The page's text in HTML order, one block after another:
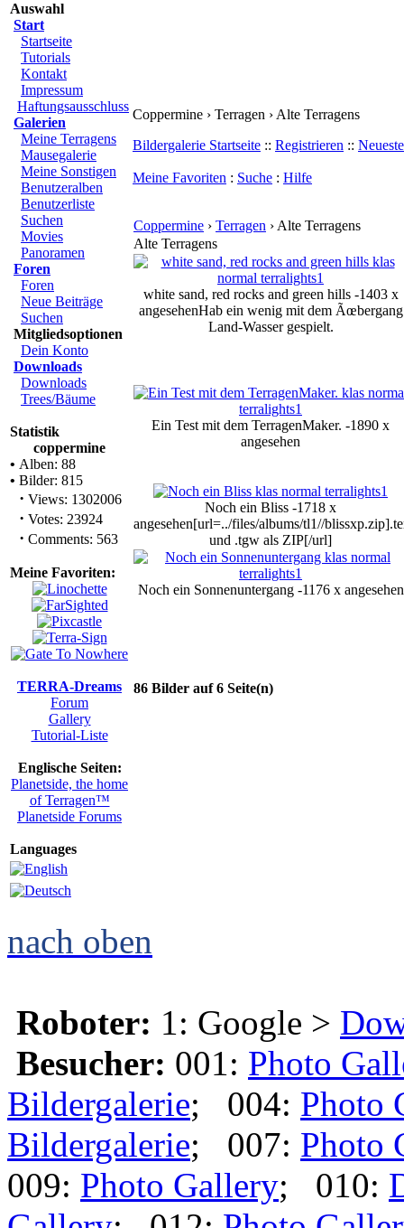
Auswahl
Start
Startseite
Tutorials
Kontakt
Impressum
Haftungsausschluss
Galerien
Meine Terragens
Mausegalerie
Meine Sonstigen
Benutzeralben
Benutzerliste
Suchen
Movies
Panoramen
Foren
Foren
Neue Beiträge
Suchen
Mitgliedsoptionen
Dein Konto
Downloads
Downloads
Trees/Bäume
Statistik
coppermine
• Alben: 88
• Bilder: 815
· Views: 1302006
· Votes: 23924
· Comments: 563
Meine Favoriten:
TERRA-Dreams
Forum
Gallery
Tutorial-Liste
Englische Seiten:
Planetside, the home
of Terragen™
Planetside Forums
Languages
Coppermine › Terragen › Alte Terragens
Bildergalerie Startseite :: Registrieren ::
Meine Favoriten : Suche : Hilfe
Coppermine › Terragen › Alte Terragens
Alte Terragens
white sand, red rocks and green hills -1403 x
angesehenHab ein wenig mit dem Ãœbergang
Land-Wasser gespielt.
Ein Test mit dem TerragenMaker. -1890 x
angesehen
Noch ein Bliss -1718 x
angesehen[url=../files/albums/tl1//
und .tgw als ZIP[/url]
Noch ein Sonnenuntergang -1176 x angesehen
86 Bilder auf 6 Seite(n)
nach oben
Roboter: 1: Google >
Besucher: 001: Photo
Bildergalerie; 004: Photo
Bildergalerie; 007: Photo
009: Photo Gallery; 010: